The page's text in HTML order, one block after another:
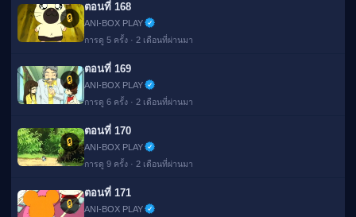
🔒
ตอนที่ 168
ANI-BOX PLAY
การดู 5 ครั้ง · 2 เดือนที่ผ่านมา
🔒
ตอนที่ 169
ANI-BOX PLAY
การดู 6 ครั้ง · 2 เดือนที่ผ่านมา
🔒
ตอนที่ 170
ANI-BOX PLAY
การดู 9 ครั้ง · 2 เดือนที่ผ่านมา
🔒
ตอนที่ 171
ANI-BOX PLAY